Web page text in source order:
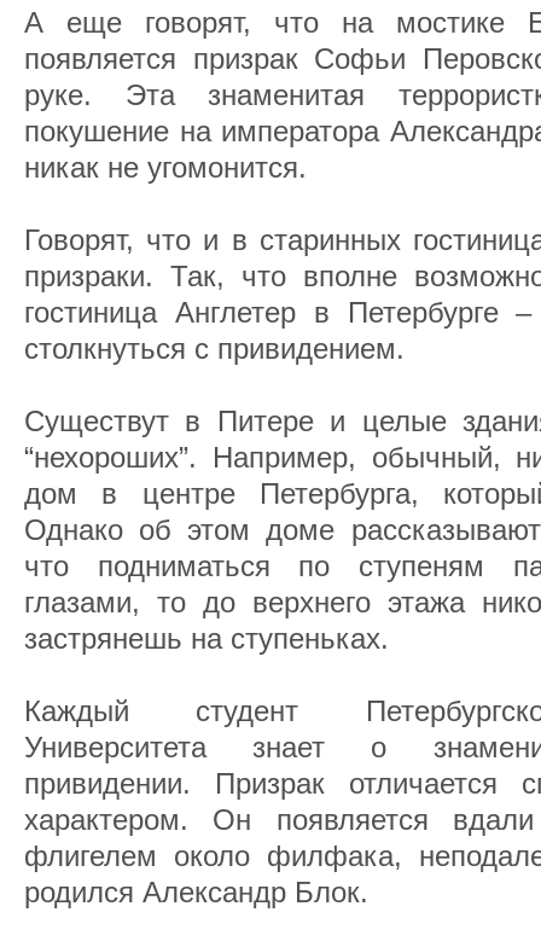
А еще говорят, что на мостике
появляется призрак Софьи
руке. Эта знаменитая
покушение на императора
никак не угомонится.
Говорят, что и в старинных
призраки. Так, что вполне
гостиница Англетер в
столкнуться с привидением.
Существут в Питере и целые
“нехороших”. Например, обычный,
дом в центре Петербурга,
Однако об этом доме
что подниматься по ступеням
глазами, то до верхнего этажа
застрянешь на ступеньках.
Каждый студент
Университета знает о
привидении. Призрак отличается
характером. Он появляется
флигелем около филфака,
родился Александр Блок.